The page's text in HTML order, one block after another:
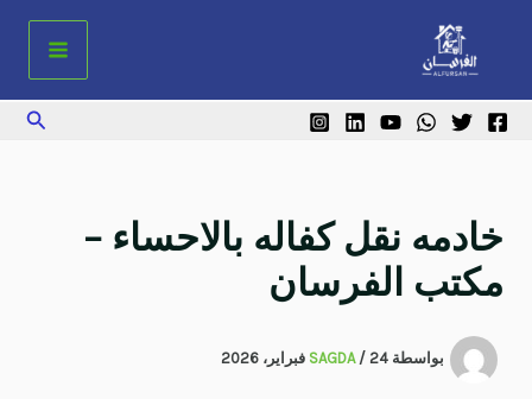
خادمه نقل كفاله بالاحساء –
مكتب الفرسان
بواسطة SAGDA / 24 فبراير، 2026